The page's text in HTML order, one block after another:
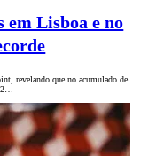
em Lisboa e no
revelando que no acumulado de